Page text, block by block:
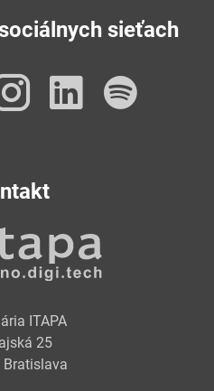
sieťach
Instagram
ITAPA
25
Bratislava